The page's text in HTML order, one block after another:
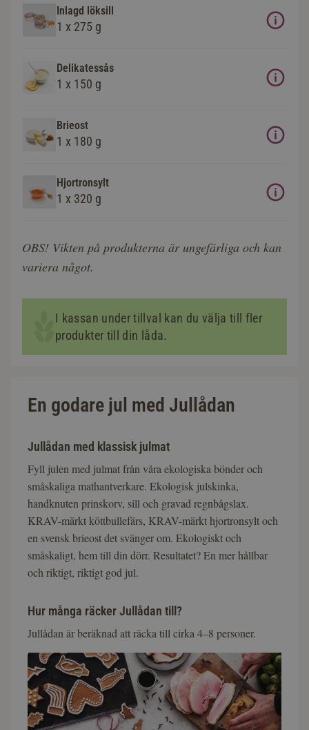
Inlagd löksill
1 x 275 g
Delikatessås
1 x 150 g
Brieost
1 x 180 g
Hjortronsylt
1 x 320 g
OBS! Vikten på produkterna är ungefärliga och kan
variera något.
I kassan under tillval kan du välja till fler
produkter till din låda.
En godare jul med Jullådan
Jullådan med klassisk julmat
Fyll julen med julmat från våra ekologiska bönder och
småskaliga mathantverkare. Ekologisk julskinka,
handknuten prinskorv, sill och gravad regnbågslax.
KRAV-märkt köttbullefärs, KRAV-märkt hjortronsylt och
en svensk brieost det svänger om. Ekologiskt och
småskaligt, hem till din dörr. Resultatet? En mer hållbar
och riktigt, riktigt god jul.
Hur många räcker Jullådan till?
Jullådan är beräknad att räcka till cirka 4–8 personer.